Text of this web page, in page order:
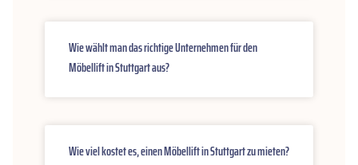
Wie wählt man das richtige Unternehmen für den
Möbellift in Stuttgart aus?
Wie viel kostet es, einen Möbellift in Stuttgart zu mieten?